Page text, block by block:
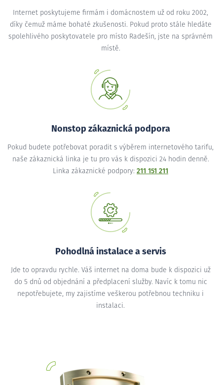
Internet poskytujeme firmám i domácnostem už od roku 2002,
díky čemuž máme bohaté zkušenosti. Pokud proto stále hledáte
spolehlivého poskytovatele pro místo Radešín, jste na správném
místě.
Nonstop zákaznická podpora
Pokud budete potřebovat poradit s výběrem internetového tarifu,
naše zákaznická linka je tu pro vás k dispozici 24 hodin denně.
Linka zákaznické podpory: 211 151 211
Pohodlná instalace a servis
Jde to opravdu rychle. Váš internet na doma bude k dispozici už
do 5 dnů od objednání a předplacení služby. Navíc k tomu nic
nepotřebujete, my zajistíme veškerou potřebnou techniku i
instalaci.